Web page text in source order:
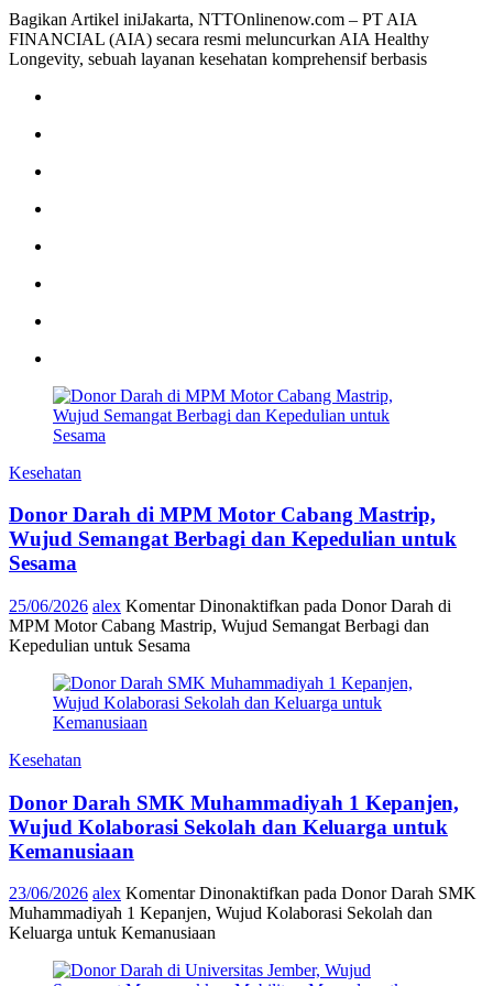
Bagikan Artikel iniJakarta, NTTOnlinenow.com – PT AIA
FINANCIAL (AIA) secara resmi meluncurkan AIA Healthy
Longevity, sebuah layanan kesehatan komprehensif berbasis
Kesehatan
Donor Darah di MPM Motor Cabang Mastrip,
Wujud Semangat Berbagi dan Kepedulian untuk
Sesama
25/06/2026 alex Komentar Dinonaktifkan pada Donor Darah di
MPM Motor Cabang Mastrip, Wujud Semangat Berbagi dan
Kepedulian untuk Sesama
Kesehatan
Donor Darah SMK Muhammadiyah 1 Kepanjen,
Wujud Kolaborasi Sekolah dan Keluarga untuk
Kemanusiaan
23/06/2026 alex Komentar Dinonaktifkan pada Donor Darah SMK
Muhammadiyah 1 Kepanjen, Wujud Kolaborasi Sekolah dan
Keluarga untuk Kemanusiaan